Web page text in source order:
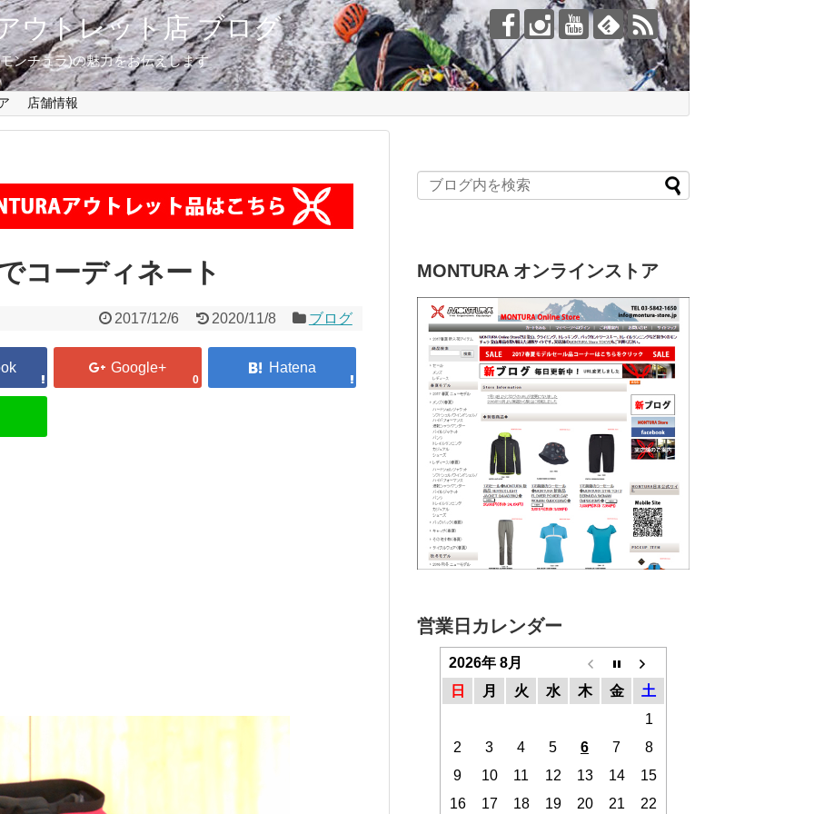
ウトレット店 ブログ
ンチュラ)の魅力をお伝えします
店舗情報
コーディネート
2017/12/6 2020/11/8 ブログ
0
MONTURA オンラインストア
営業日カレンダー
2026年 8月
日
月 火 水 木 金
土
1
2
3 4 5 6 7
8
9
10 11 12 13 14
15
16
17 18 19 20 21 22